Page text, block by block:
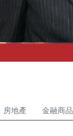
房地產 金融商品